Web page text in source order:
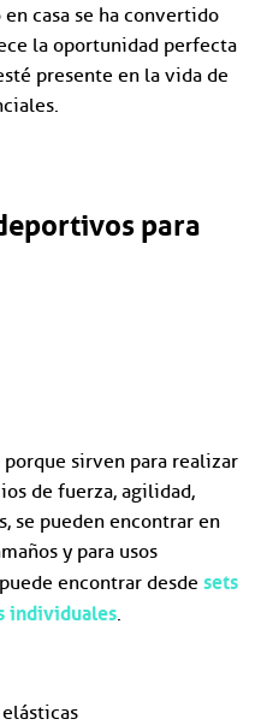
casa se ha convertido
la oportunidad perfecta
presente en la vida de
para
sirven para realizar
de fuerza, agilidad,
se pueden encontrar en
y para usos
puede encontrar desdesets
individuales.